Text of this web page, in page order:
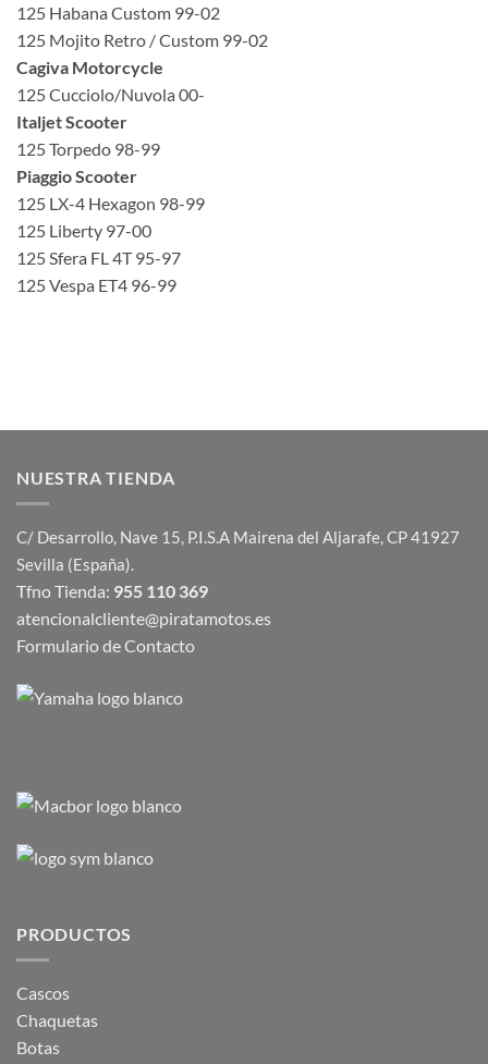
125 Habana Custom 99-02
125 Mojito Retro / Custom 99-02
Cagiva Motorcycle
125 Cucciolo/Nuvola 00-
Italjet Scooter
125 Torpedo 98-99
Piaggio Scooter
125 LX-4 Hexagon 98-99
125 Liberty 97-00
125 Sfera FL 4T 95-97
125 Vespa ET4 96-99
NUESTRA TIENDA
C/ Desarrollo, Nave 15, P.I.S.A Mairena del Aljarafe, CP 41927
Sevilla (España).
Tfno Tienda: 955 110 369
atencionalcliente@piratamotos.es
Formulario de Contacto
PRODUCTOS
Cascos
Chaquetas
Botas